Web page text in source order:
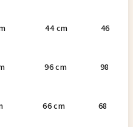
cm 44 cm 46
cm 96 cm 98
64 cm 66 cm 68